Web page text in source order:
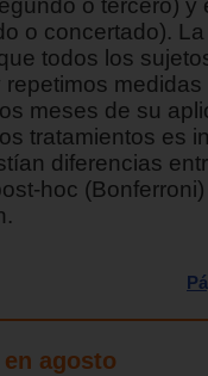
o tercero) y
o concertado).
todos los
meses de su
tratamientos es
diferencias
hoc
agosto